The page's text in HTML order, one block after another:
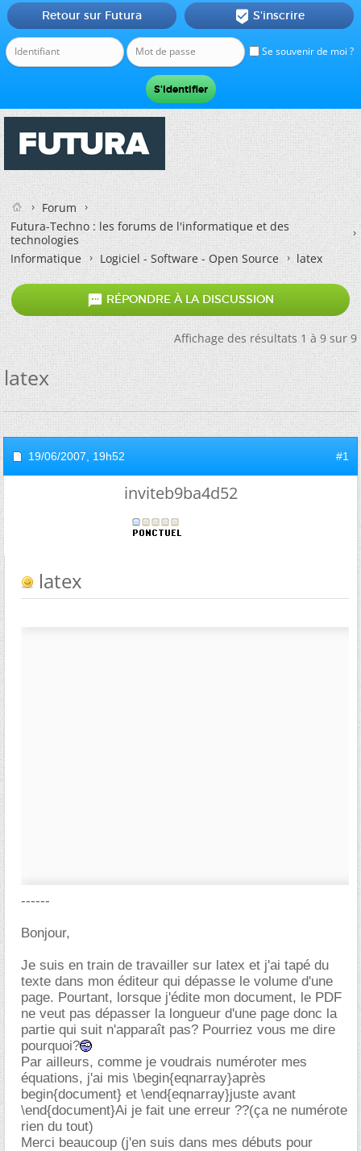
Se souvenir de moi ?
Retour sur Futura  S'inscrire
Forum
Futura-Techno : les forums de l'informatique et des
technologies
Informatique
Logiciel - Software - Open Source latex
 RÉPONDRE À LA DISCUSSION
Affichage des résultats 1 à 9 sur 9
latex
19/06/2007, 19h52 #1
inviteb9ba4d52
latex
------
Bonjour,
Je suis en train de travailler sur latex et j'ai tapé du
texte dans mon éditeur qui dépasse le volume d'une
page. Pourtant, lorsque j'édite mon document, le PDF
ne veut pas dépasser la longueur d'une page donc la
partie qui suit n'apparaît pas? Pourriez vous me dire
pourquoi?
Par ailleurs, comme je voudrais numéroter mes
équations, j'ai mis \begin{eqnarray}après
begin{document} et \end{eqnarray}juste avant
\end{document}Ai je fait une erreur ??(ça ne numérote
rien du tout)
Merci beaucoup (j'en suis dans mes débuts pour